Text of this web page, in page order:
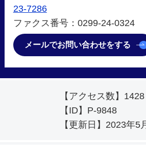
23-7286
ファクス番号：0299-24-0324
メールでお問い合わせをする
【アクセス数】 1428
【ID】 P-9848
【更新日】 2023年5